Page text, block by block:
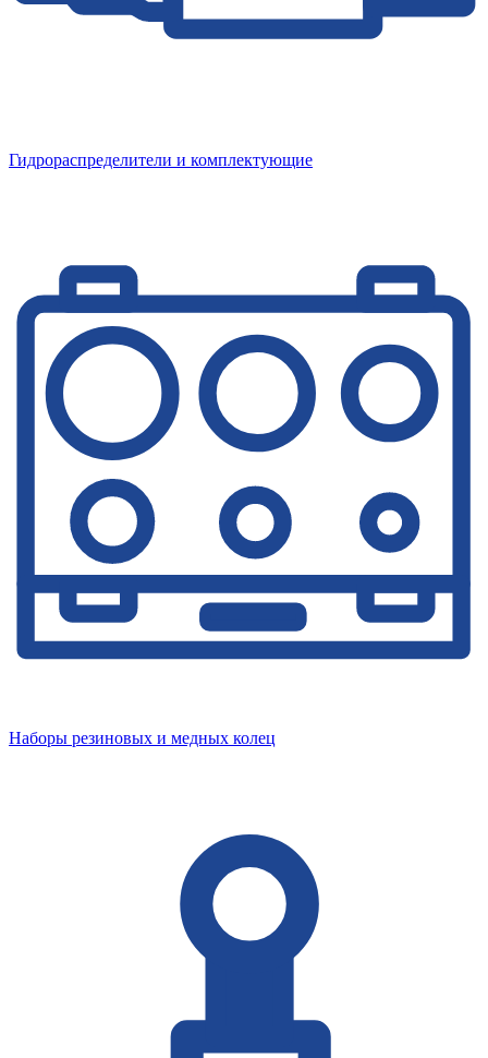
Гидрораспределители и комплектующие
Наборы резиновых и медных колец